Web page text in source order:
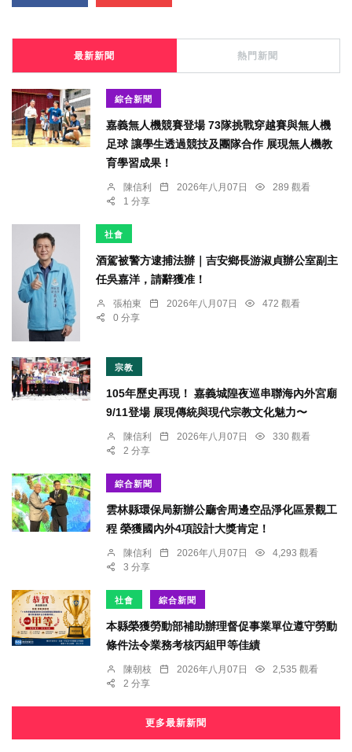
最新新聞 熱門新聞
綜合新聞
嘉義無人機競賽登場 73隊挑戰穿越賽與無人機
足球 讓學生透過競技及團隊合作 展現無人機教
育學習成果！
陳信利 2026年八月07日
289 觀看
1 分享
社會
酒駕被警方逮捕法辦｜吉安鄉長游淑貞辦公室副主
任吳嘉洋，請辭獲准！
張柏東 2026年八月07日
472 觀看
0 分享
宗教
105年歷史再現！ 嘉義城隍夜巡串聯海內外宮廟
9/11登場 展現傳統與現代宗教文化魅力〜
陳信利 2026年八月07日
330 觀看
2 分享
綜合新聞
雲林縣環保局新辦公廳舍周邊空品淨化區景觀工
程 榮獲國內外4項設計大獎肯定！
陳信利 2026年八月07日
4,293 觀看
3 分享
社會 綜合新聞
本縣榮獲勞動部補助辦理督促事業單位遵守勞動
條件法令業務考核丙組甲等佳績
陳朝枝 2026年八月07日
2,535 觀看
2 分享
更多最新新聞